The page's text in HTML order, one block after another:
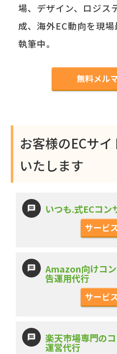
場、デザイン、ロジス
成、海外EC動向を現
執筆中。
無料メル
お客様のECサ
いたします
いつも.式ECコン
サービ
Amazon向けコ
告運用代行
サービ
楽天市場専門の
運営代行